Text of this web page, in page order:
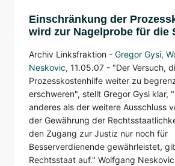
Einschränkung der
wird zur Nagelprobe für die
Archiv Linksfraktion - Gregor Gysi,
Neskovic, 11.05.07 - "Der Versuch,
Prozesskostenhilfe weiter zu
erschweren", stellt Gregor Gysi klar,
anderes als der weitere Ausschluss
der Gewährung der
den Zugang zur Justiz nur noch für
Besserverdienende gewährleistet,
Rechtsstaat auf." Wolfgang